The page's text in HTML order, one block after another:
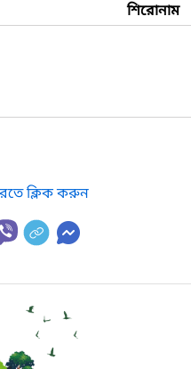
শিরোনাম
ক্লিক করুন